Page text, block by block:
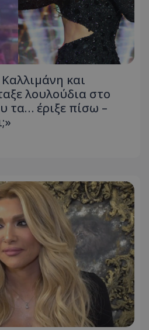
και
λουλούδια στο
τα… έριξε πίσω –